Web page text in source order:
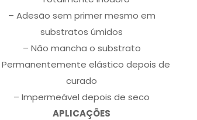
– Adesão sem primer mesmo em
substratos úmidos
– Não mancha o substrato
Permanentemente elástico depois de
curado
– Impermeável depois de seco
APLICAÇÕES